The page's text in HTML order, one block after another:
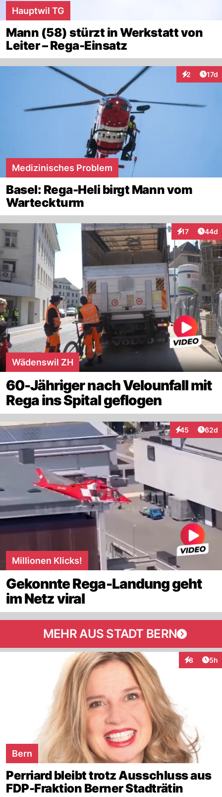
Hauptwil TG
Mann (58) stürzt in Werkstatt von
Leiter – Rega-Einsatz
2 17d
Medizinisches Problem
Basel: Rega-Heli birgt Mann vom
Warteckturm
17
Interaktionen
44d
Wädenswil ZH
60-Jähriger nach Velounfall mit
Rega ins Spital geflogen
45
Interaktionen
62d
Millionen Klicks!
Gekonnte Rega-Landung geht
im Netz viral
MEHR AUS STADT BERN
8 5h
Bern
Perriard bleibt trotz Ausschluss aus
FDP-Fraktion Berner Stadträtin